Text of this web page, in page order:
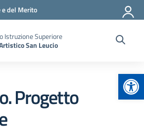
del Merito
Istruzione Superiore
San Leucio
Progetto